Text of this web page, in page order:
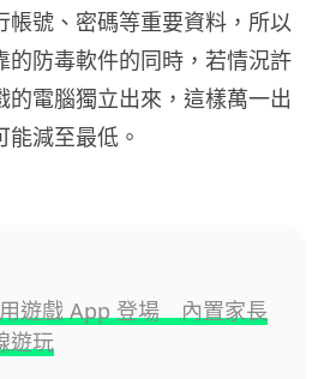
帳號、密碼等重要資料，所以
的防毒軟件的同時，若情況許
的電腦獨立出來，這樣萬一出
減至最低。
遊戲 App 登場 內置家長
遊玩